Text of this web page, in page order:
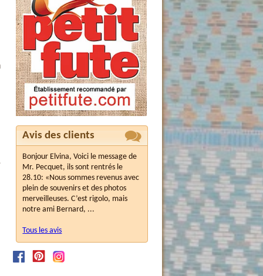
Avis des clients
Bonjour Elvina, Voici le message de
Mr. Pecquet, ils sont rentrés le
28.10: «Nous sommes revenus avec
plein de souvenirs et des photos
merveilleuses. C’est rigolo, mais
notre ami Bernard, ...
Tous les avis